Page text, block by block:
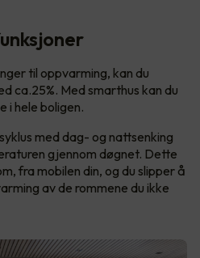
til oppvarming, kan du
ca.25%. Med smarthus kan du
i hele boligen.
med dag- og nattsenking
gjennom døgnet. Dette
fra mobilen din, og du slipper å
av de rommene du ikke